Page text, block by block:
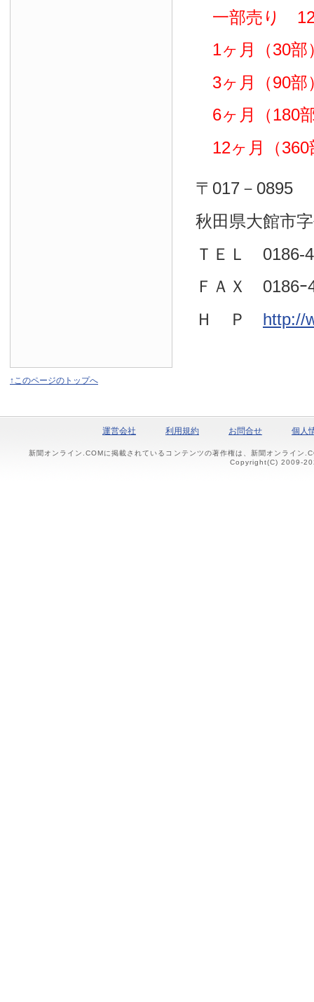
一部売り
1ヶ月（30
3ヶ月（90
6ヶ月（180
12ヶ月（
〒017－0895
秋田県大館市
ＴＥＬ 0186-
ＦＡＸ 0186ｰ
Ｈ Ｐ http://
↑このページのトップへ
運営会社 利用規約 お問合せ 個人
新聞オンライン.COMに掲載されているコンテンツの著作権は、新聞オンライン
Copyright(C) 2009-